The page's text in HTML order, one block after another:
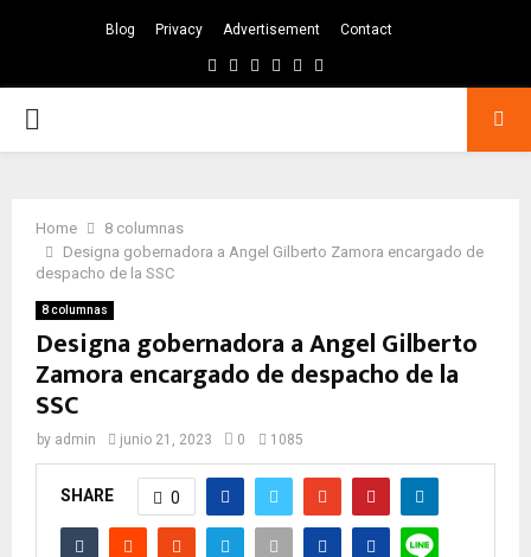
Blog Privacy Advertisement Contact
Facebook
TwitterInstagram
Pinterest
Google
PRIMARY
Home
8 columnas
Designa gobernadora a Angel Gilberto Zamora encargado de
despacho de la SSC
8 columnas
Designa gobernadora a Angel Gilberto
Zamora encargado de despacho de la
SSC
by admin junio 21, 2023 0 1085
SHARE 0